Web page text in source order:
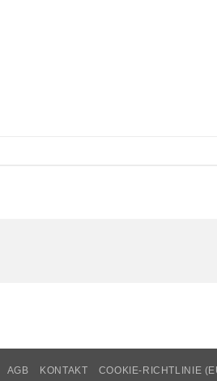
AGB KONTAKT COOKIE-RICHTLINIE